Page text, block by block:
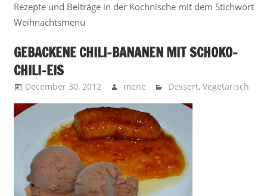
Rezepte und Beiträge in der Kochnische mit dem Stichwort
Weihnachtsmenü
GEBACKENE CHILI-BANANEN MIT SCHOKO-
CHILI-EIS
December 30, 2012 mene Dessert,Vegetarisch